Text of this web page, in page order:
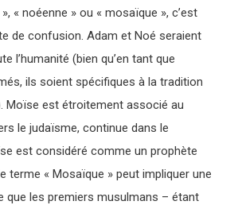
« noéenne » ou « mosaïque », c’est
de confusion. Adam et Noé seraient
l’humanité (bien qu’en tant que
ils soient spécifiques à la tradition
Moïse est étroitement associé au
le judaïsme, continue dans le
est considéré comme un prophète
terme « Mosaïque » peut impliquer une
que les premiers musulmans – étant